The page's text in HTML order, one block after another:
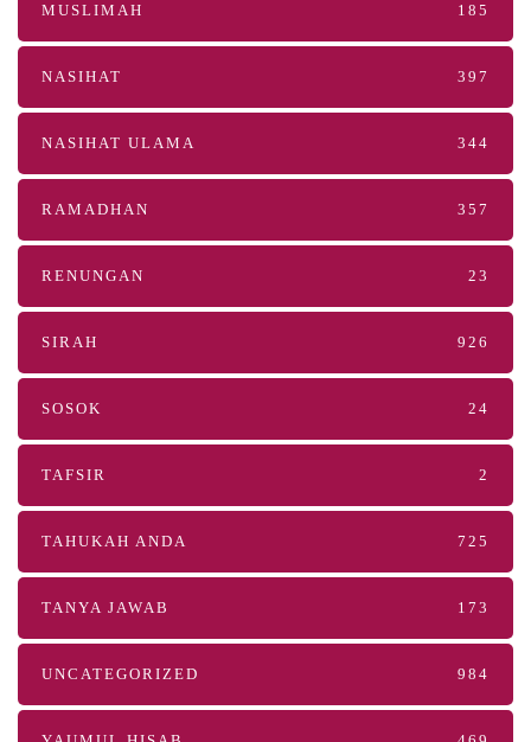
MUSLIMAH 185
NASIHAT 397
NASIHAT ULAMA 344
RAMADHAN 357
RENUNGAN 23
SIRAH 926
SOSOK 24
TAFSIR 2
TAHUKAH ANDA 725
TANYA JAWAB 173
UNCATEGORIZED 984